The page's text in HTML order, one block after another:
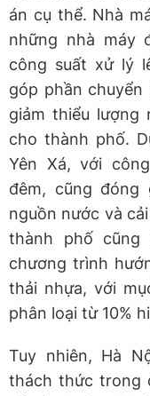
án cụ thể. Nhà
những nhà máy
công suất xử lý
góp phần
giảm thiểu lượng
cho thành phố.
Yên Xá, với
đêm, cũng
nguồn nước và
thành phố
chương trình
thải nhựa, với
phân loại từ 10%
Tuy nhiên, Hà
thách thức trong